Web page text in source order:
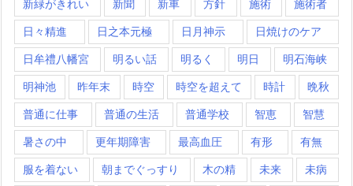
新緑がきれい 新聞 新車 方針 施術 施術者
日々精進 日之本元極 日月神示 日焼けのケア
日牟禮八幡宮 明るい話 明るく 明日 明石海峡
明神池 昨年末 時空 時空を超えて 時計 晩秋
普通に仕事 普通の生活 普通学校 智恵 智慧
暑さの中 更年期障害 最高血圧 有形 有無
服を着ない 朝までぐっすり 木の精 未来 未病